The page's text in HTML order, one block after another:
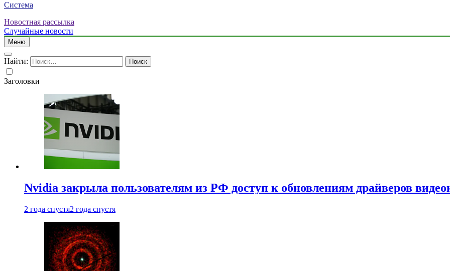
Система
Новостная рассылка
Случайные новости
Меню
Найти:
Заголовки
Nvidia закрыла пользователям из РФ доступ к обновлениям драйверов
2 года спустя2 года спустя